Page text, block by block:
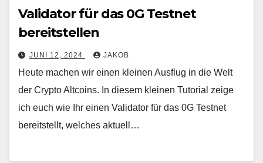
Validator für das 0G Testnet
bereitstellen
JUNI 12, 2024 JAKOB
Heute machen wir einen kleinen Ausflug in die Welt
der Crypto Altcoins. In diesem kleinen Tutorial zeige
ich euch wie Ihr einen Validator für das 0G Testnet
bereitstellt, welches aktuell…